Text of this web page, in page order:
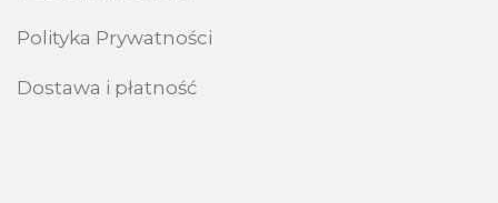
Polityka Prywatności
Dostawa i płatność